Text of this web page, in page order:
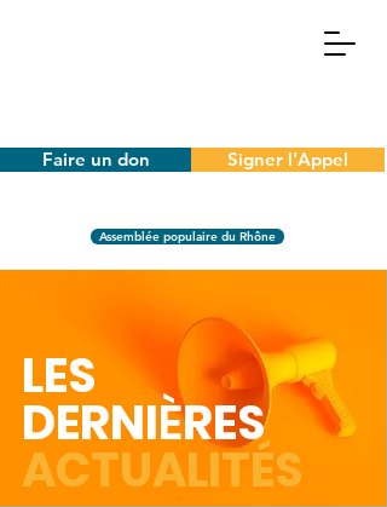
Faire un don Signer l'Appel
Assemblée populaire du Rhône
LES
DERNIÈRES
ACTUALITÉS